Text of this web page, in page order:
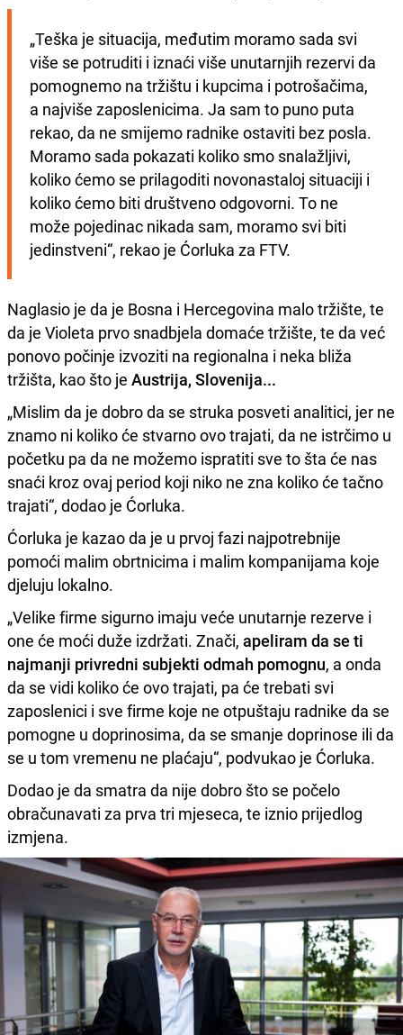
„Teška je situacija, međutim moramo sada svi
više se potruditi i iznaći više unutarnjih rezervi da
pomognemo na tržištu i kupcima i potrošačima,
a najviše zaposlenicima. Ja sam to puno puta
rekao, da ne smijemo radnike ostaviti bez posla.
Moramo sada pokazati koliko smo snalažljivi,
koliko ćemo se prilagoditi novonastaloj situaciji i
koliko ćemo biti društveno odgovorni. To ne
može pojedinac nikada sam, moramo svi biti
jedinstveni“, rekao je Ćorluka za FTV.
Naglasio je da je Bosna i Hercegovina malo tržište, te
da je Violeta prvo snadbjela domaće tržište, te da već
ponovo počinje izvoziti na regionalna i neka bliža
tržišta, kao što je Austrija, Slovenija...
„Mislim da je dobro da se struka posveti analitici, jer ne
znamo ni koliko će stvarno ovo trajati, da ne istrčimo u
početku pa da ne možemo ispratiti sve to šta će nas
snaći kroz ovaj period koji niko ne zna koliko će tačno
trajati“, dodao je Ćorluka.
Ćorluka je kazao da je u prvoj fazi najpotrebnije
pomoći malim obrtnicima i malim kompanijama koje
djeluju lokalno.
„Velike firme sigurno imaju veće unutarnje rezerve i
one će moći duže izdržati. Znači, apeliram da se ti
najmanji privredni subjekti odmah pomognu, a onda
da se vidi koliko će ovo trajati, pa će trebati svi
zaposlenici i sve firme koje ne otpuštaju radnike da se
pomogne u doprinosima, da se smanje doprinose ili da
se u tom vremenu ne plaćaju“, podvukao je Ćorluka.
Dodao je da smatra da nije dobro što se počelo
obračunavati za prva tri mjeseca, te iznio prijedlog
izmjena.